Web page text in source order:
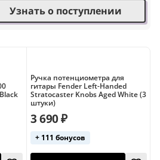
Узнать о поступлении
Ручка потенциометра для
гитары Fender Left-Handed
Stratocaster Knobs Aged White (3
штуки)
3 690 ₽
+ 111 бонусов